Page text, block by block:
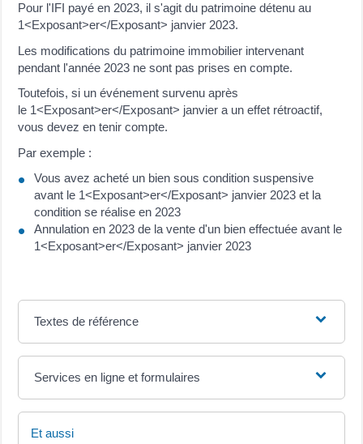
Pour l'IFI payé en 2023, il s'agit du patrimoine détenu au
1<Exposant>er</Exposant> janvier 2023.
Les modifications du patrimoine immobilier intervenant
pendant l'année 2023 ne sont pas prises en compte.
Toutefois, si un événement survenu après
le 1<Exposant>er</Exposant> janvier a un effet rétroactif,
vous devez en tenir compte.
Par exemple :
Vous avez acheté un bien sous condition suspensive
avant le 1<Exposant>er</Exposant> janvier 2023 et la
condition se réalise en 2023
Annulation en 2023 de la vente d'un bien effectuée avant le
1<Exposant>er</Exposant> janvier 2023
Textes de référence
Services en ligne et formulaires
Et aussi